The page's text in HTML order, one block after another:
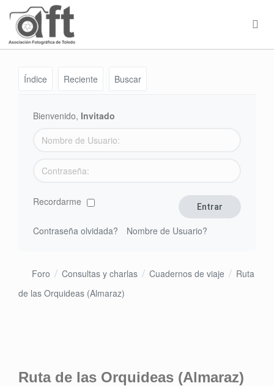
Índice Reciente Buscar
Bienvenido, Invitado
Recordarme
Contraseña olvidada? Nombre de Usuario?
Foro Consultas y charlas Cuadernos de viaje
Ruta
de las Orquideas (Almaraz)
Ruta de las Orquideas (Almaraz)